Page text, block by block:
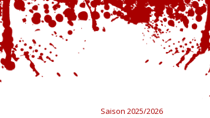
Saison 2025/2026